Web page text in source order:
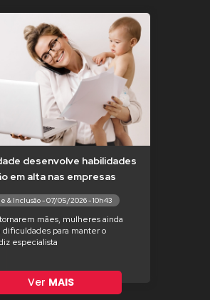
desenvolve habilidades
em alta nas empresas
& Inclusão - 07/05/2026 - 10h43
mães, mulheres ainda
para manter o
especialista
Ver MAIS